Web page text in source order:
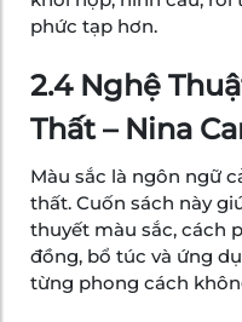
phức tạp hơn.
2.4 Nghệ
Thất – Nina
Màu sắc là ngôn ngữ
thất. Cuốn sách này
thuyết màu sắc, cách
đồng, bổ túc và ứng
từng phong cách